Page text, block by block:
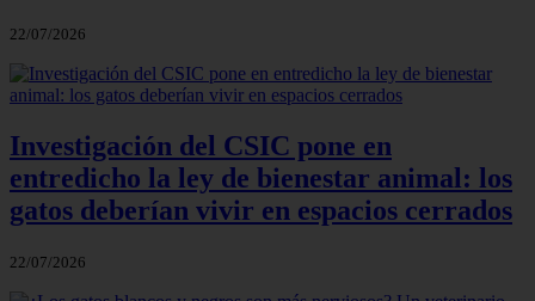
22/07/2026
Investigación del CSIC pone en
entredicho la ley de bienestar animal: los
gatos deberían vivir en espacios cerrados
22/07/2026